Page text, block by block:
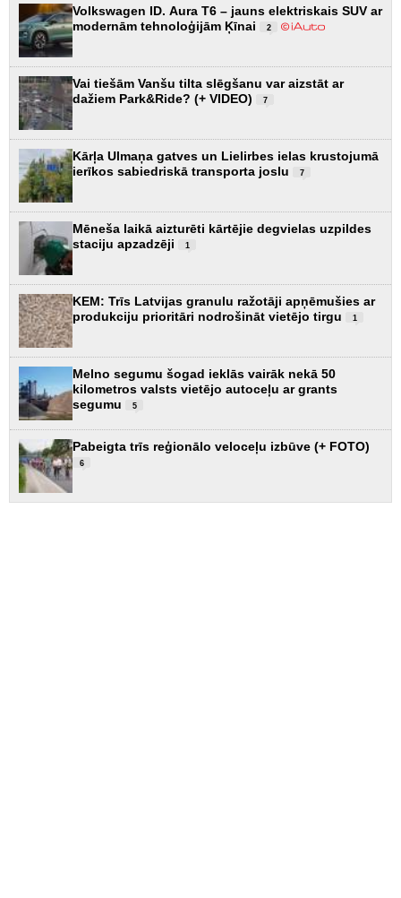
Volkswagen ID. Aura T6 – jauns elektriskais SUV ar
modernām tehnoloģijām Ķīnai
2
Vai tiešām Vanšu tilta slēgšanu var aizstāt ar
dažiem Park&Ride? (+ VIDEO)
7
Kārļa Ulmaņa gatves un Lielirbes ielas krustojumā
ierīkos sabiedriskā transporta joslu
7
Mēneša laikā aizturēti kārtējie degvielas uzpildes
staciju apzadzēji
1
KEM: Trīs Latvijas granulu ražotāji apņēmušies ar
produkciju prioritāri nodrošināt vietējo tirgu
1
Melno segumu šogad ieklās vairāk nekā 50
kilometros valsts vietējo autoceļu ar grants
segumu
5
Pabeigta trīs reģionālo veloceļu izbūve (+ FOTO)
6